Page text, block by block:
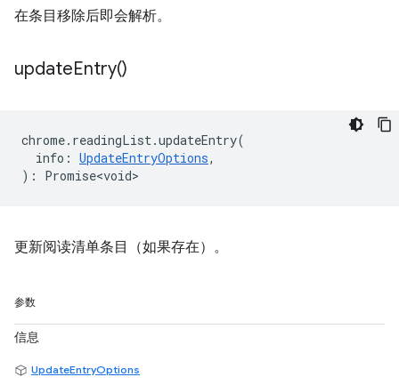
在条目移除后即会解析。
updateEntry()
chrome. readingList .updateEntry(
info : UpdateEntryOptions,
) : Promise<void>
更新阅读清单条目（如果存在）。
参数
信息
UpdateEntryOptions